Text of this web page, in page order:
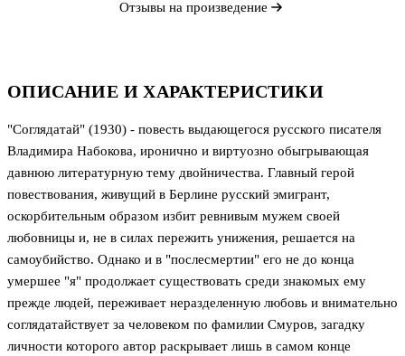
ОПИСАНИЕ И ХАРАКТЕРИСТИКИ
"Соглядатай" (1930) - повесть выдающегося русского писателя
Владимира Набокова, иронично и виртуозно обыгрывающая
давнюю литературную тему двойничества. Главный герой
повествования, живущий в Берлине русский эмигрант,
оскорбительным образом избит ревнивым мужем своей
любовницы и, не в силах пережить унижения, решается на
самоубийство. Однако и в "послесмертии" его не до конца
умершее "я" продолжает существовать среди знакомых ему
прежде людей, переживает неразделенную любовь и внимательно
соглядатайствует за человеком по фамилии Смуров, загадку
личности которого автор раскрывает лишь в самом конце
Отзывы на произведение